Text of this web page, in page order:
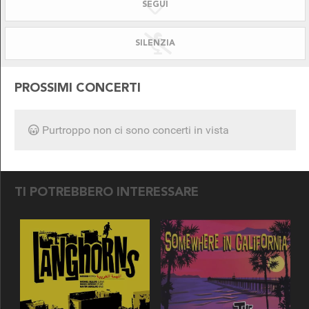
SEGUI
SILENZIA
PROSSIMI CONCERTI
Purtroppo non ci sono concerti in vista
TI POTREBBERO INTERESSARE
SEGUICI SU